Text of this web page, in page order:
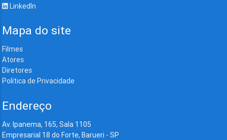
LinkedIn
Mapa do site
Filmes
Atores
Diretores
Política de Privacidade
Endereço
Av. Ipanema, 165, Sala 1105
Empresarial 18 do Forte, Barueri - SP